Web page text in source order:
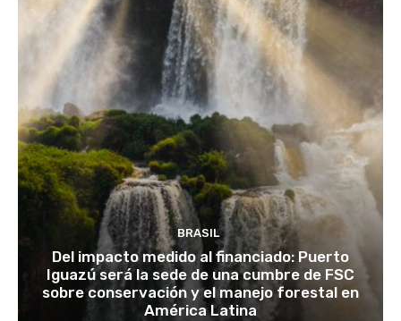
BRASIL
Del impacto medido al financiado: Puerto
Iguazú será la sede de una cumbre de FSC
sobre conservación y el manejo forestal en
América Latina